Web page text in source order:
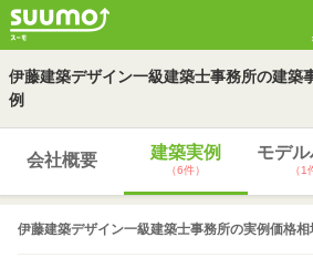
伊藤建築デザイン一級建築士事務所の建築
例
会社概要 建築実例
（6件）
モデ
（1
伊藤建築デザイン一級建築士事務所の実例価格相